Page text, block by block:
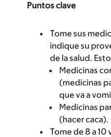
Puntos clave
Tome sus
indique su
de la salud.
Medicinas
(medicinas
que va a
Medicinas
(hacer caca).
Tome de 8 a 10